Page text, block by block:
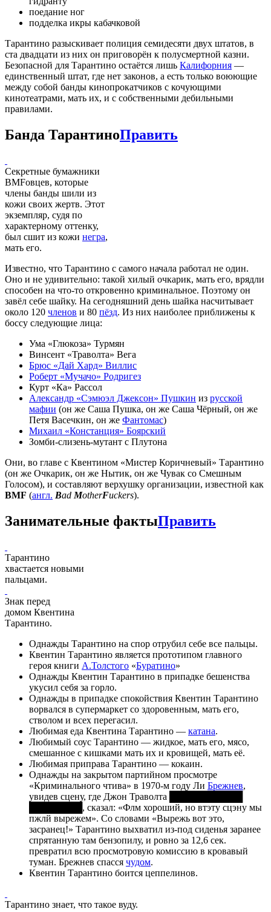
поедание ног
подделка икры кабачковой
Тарантино разыскивает полиция семидесяти двух штатов, в
ста двадцати из них он приговорён к полусмертной казни.
Безопасной для Тарантино остаётся лишь Калифорния —
единственный штат, где нет законов, а есть только воюющие
между собой банды кинопрокатчиков с кочующими
кинотеатрами, мать их, и с собственными дебильными
правилами.
Банда ТарантиноПравить
Секретные бумажники
BMFовцев, которые
члены банды шили из
кожи своих жертв. Этот
экземпляр, судя по
характерному оттенку,
был сшит из кожи негра,
мать его.
Известно, что Тарантино с самого начала работал не один.
Оно и не удивительно: такой хилый очкарик, мать его, врядли
способен на что-то откровенно криминальное. Поэтому он
завёл себе шайку. На сегодняшний день шайка насчитывает
около 120 членов и 80 пёзд. Из них наиболее приближены к
боссу следующие лица:
Ума «Глюкоза» Турмян
Винсент «Траволта» Вега
Брюс «Дай Хард» Виллис
Роберт «Мучачо» Родригез
Курт «Ка» Рассол
Александр «Сэмюэл Джексон» Пушкин из русской
мафии (он же Саша Пушка, он же Саша Чёрный, он же
Петя Васечкин, он же Фантомас)
Михаил «Констанция» Боярский
Зомби-слизень-мутант c Плутона
Они, во главе с Квентином «Мистер Коричневый» Тарантино
(он же Очкарик, он же Нытик, он же Чувак со Смешным
Голосом), и составляют верхушку организации, известной как
BMF (англ. Bad MotherFuckers).
Занимательные фактыПравить
Тарантино
хвастается новыми
пальцами.
Знак перед
домом Квентина
Тарантино.
Однажды Тарантино на спор отрубил себе все пальцы.
Квентин Тарантино является прототипом главного
героя книги А.Толстого «Буратино»
Однажды Квентин Тарантино в припадке бешенства
укусил себя за горло.
Однажды в припадке спокойствия Квентин Тарантино
ворвался в супермаркет со здоровенным, мать его,
стволом и всех перегасил.
Любимая еда Квентина Тарантино — катана.
Любимый соус Тарантино — жидкое, мать его, мясо,
смешанное с кишками мать их и кровищей, мать её.
Любимая приправа Тарантино — кокаин.
Однажды на закрытом партийном просмотре
«Криминального чтива» в 1970-м году Ли Брежнев,
увидев сцену, где Джон Траволта ███████████
████████, сказал: «Флм хороший, но втэту сцэну мы
пжлй вырежем». Со словами «Вырежь вот это,
засранец!» Тарантино выхватил из-под сиденья заранее
спрятанную там бензопилу, и ровно за 12,6 сек.
превратил всю просмотровую комиссию в кровавый
туман. Брежнев спасся чудом.
Квентин Тарантино боится цеппелинов.
Тарантино знает, что такое вуду.